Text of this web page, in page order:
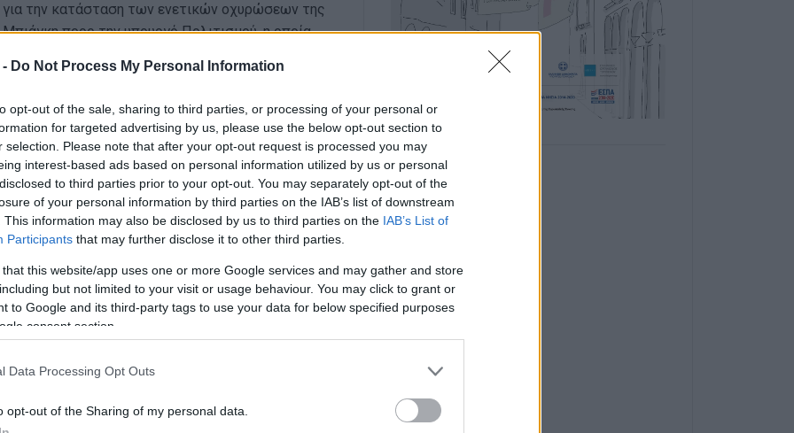
Do Not Process My Personal Information
opt-out of the sale, sharing to third parties, or processing of your personal or
for targeted advertising by us, please use the below opt-out section to
selection. Please note that after your opt-out request is processed you may
interest-based ads based on personal information utilized by us or personal
to third parties prior to your opt-out. You may separately opt-out of the
of your personal information by third parties on the IAB’s list of downstream
This information may also be disclosed by us to third parties on the IAB’s List of
Participants that may further disclose it to other third parties.
that this website/app uses one or more Google services and may gather and store
but not limited to your visit or usage behaviour. You may click to grant or
to Google and its third-party tags to use your data for below specified purposes
consent section.
Data Processing Opt Outs
opt-out of the Sharing of my personal data.
την κατάσταση των ενετικών οχυρώσεων της
προς την υπουργό Πολιτισμού, η οποία
αποκατάστασης στον προμαχώνα των «Επτά
των «Έξι Ανέμων» και τον σχεδιασμό για
του Νέου Φρουρίου.
το συμβατικό αντικείμενο του έργου
Επτά Ανέμων», προϋπολογισμού άνω των 2,5
ορίζοντα ολοκλήρωσης έως το τέλος του 2025.
εκκρεμών εργασιών, όπως η επιχωμάτωση, καθώς
ανοιχτές υποχρεώσεις της εργολαβίας.
των «Έξι Ανέμων», όπου είχε σημειωθεί
τον Δεκέμβριο του 2025. Τότε, σύμφωνα με
την Εφορεία Αρχαιοτήτων, είχε δοθεί η
«Επτά Ανέμους» θα μπορούσε να επεκταθεί
πληγέντα προμαχώνα. Μέχρι σήμερα,
εκκρεμότητα.
αναρτήσεις της ομάδας «Corfu Fortifications», η
προς τη Διεύθυνση Αναστήλωσης